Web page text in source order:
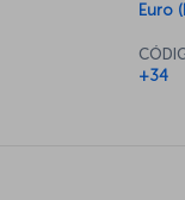
Euro
+34